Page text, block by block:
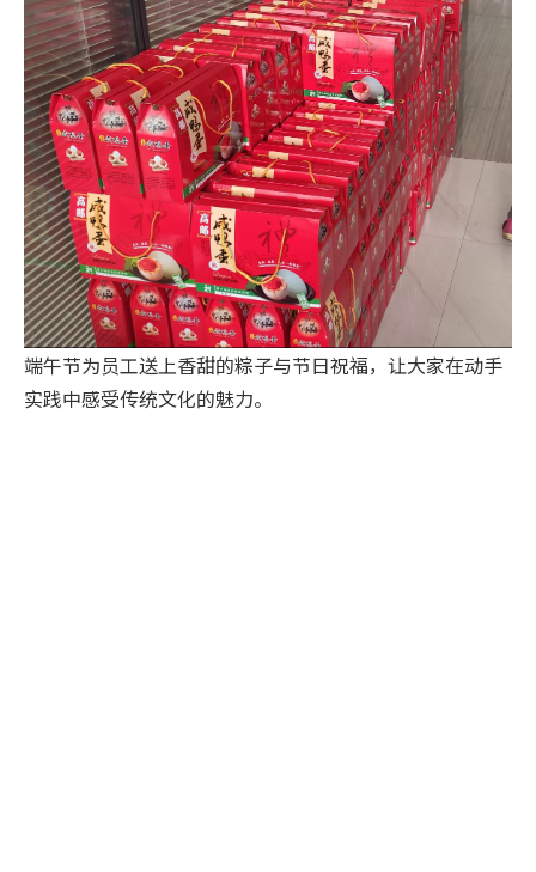
端午节为员工送上香甜的粽子与节日祝福，让大家在动手
实践中感受传统文化的魅力。